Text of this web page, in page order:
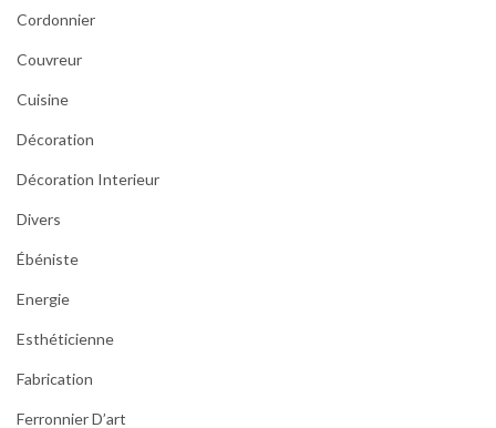
Cordonnier
Couvreur
Cuisine
Décoration
Décoration Interieur
Divers
Ébéniste
Energie
Esthéticienne
Fabrication
Ferronnier D’art